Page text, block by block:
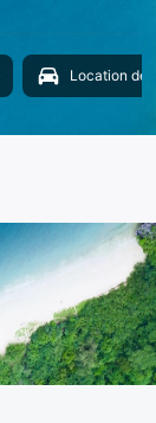
Location de